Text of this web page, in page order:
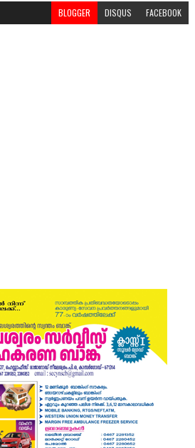
BLOGGER DISQUS FACEBOOK